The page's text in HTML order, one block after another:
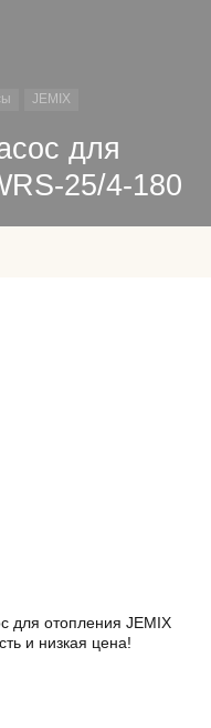
JEMIX
для
25/4-180
для отопления JEMIX
и низкая цена!